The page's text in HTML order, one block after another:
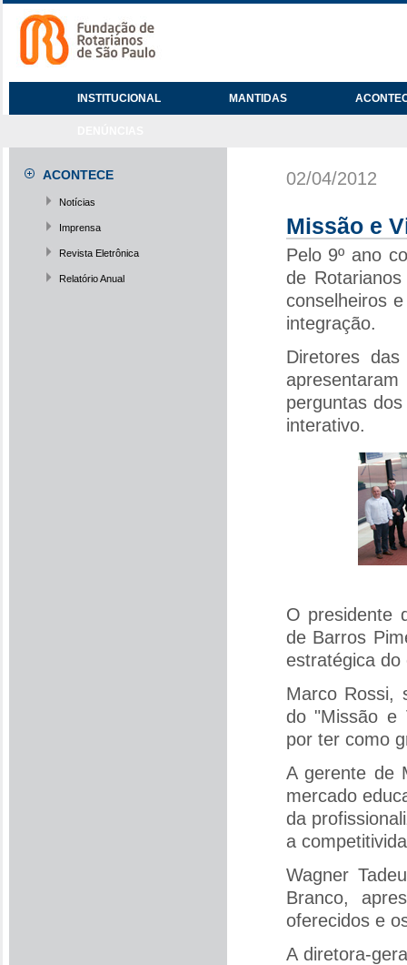
INSTITUCIONAL MANTIDAS
ACONTECE
Notícias
Imprensa
Revista Eletrônica
Relatório Anual
02/04/2012
Missão e
Pelo 9º ano
de
conselheiros
integração.
Diretores
perguntas
interativo.
O presidente
de Barros
estratégica do
Marco Rossi,
do "Missão e
por ter como
A gerente de
mercado
da
a
Wagner
Branco,
oferecidos e
A diretora-